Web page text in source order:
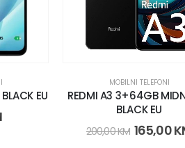
EU
MOBILNI TELEFONI
REDMI A3 3+64GB
BLACK EU
200,00KM 165,00